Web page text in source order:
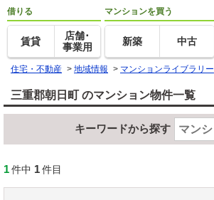
借りる
賃貸
店舗･
事業用
マンションを買う
新築 中古
住宅・不動産 > 地域情報 > マンションライブラリー
三重郡朝日町 のマンション物件一覧
キーワードから探す
1件中 1件目